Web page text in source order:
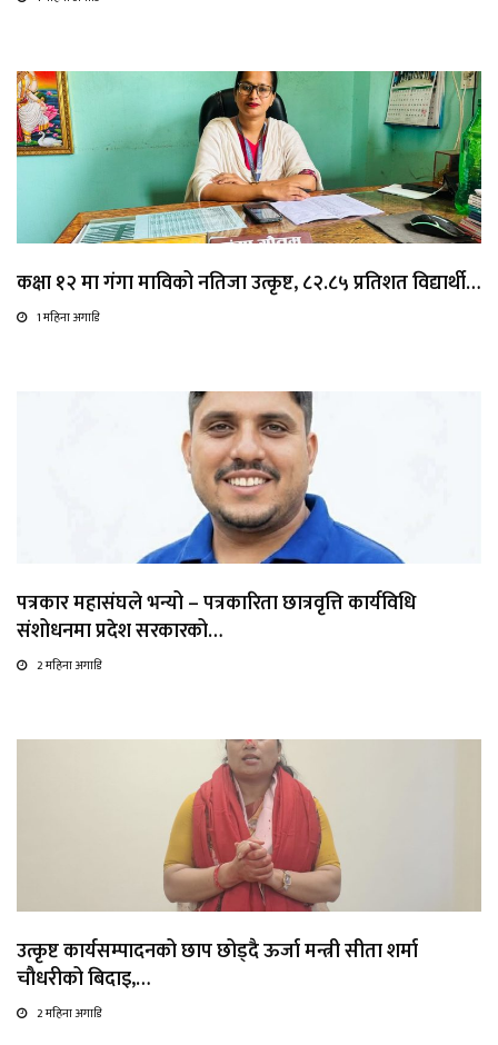
कक्षा १२ मा गंगा माविको नतिजा उत्कृष्ट, ८२.८५ प्रतिशत विद्यार्थी…
1 महिना अगाडि
पत्रकार महासंघले भन्यो – पत्रकारिता छात्रवृत्ति कार्यविधि
संशोधनमा प्रदेश सरकारको…
2 महिना अगाडि
उत्कृष्ट कार्यसम्पादनको छाप छोड्दै ऊर्जा मन्त्री सीता शर्मा
चौधरीको बिदाइ,…
2 महिना अगाडि